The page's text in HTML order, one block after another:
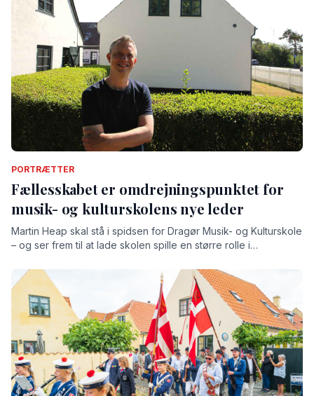
PORTRÆTTER
Fællesskabet er omdrejningspunktet for
musik- og kulturskolens nye leder
Martin Heap skal stå i spidsen for Dragør Musik- og Kulturskole
– og ser frem til at lade skolen spille en større rolle i